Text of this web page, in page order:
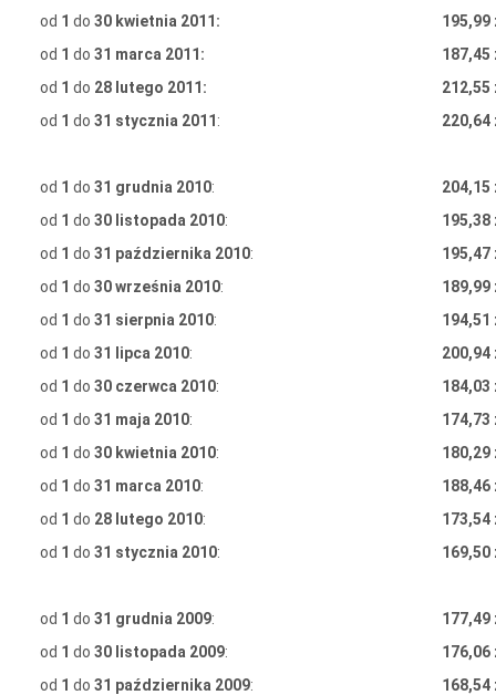
od 1 do 30 kwietnia 2011:
195,99
od 1 do 31 marca 2011:
187,45
od 1 do 28 lutego 2011:
212,55
od 1 do 31 stycznia 2011 : 220,64
od 1 do 31 grudnia 2010:
204,15
od 1 do 30 listopada 2010:
195,38
od 1 do 31 października 2010:
195,47
od 1 do 30 września 2010:
189,99
od 1 do 31 sierpnia 2010:
194,51
od 1 do 31 lipca 2010:
200,94
od 1 do 30 czerwca 2010:
184,03
od 1 do 31 maja 2010:
174,73
od 1 do 30 kwietnia 2010:
180,29
od 1 do 31 marca 2010:
188,46
od 1 do 28 lutego 2010:
173,54
od 1 do 31 stycznia 2010: 169,50
od 1 do 31 grudnia 2009:
177,49
od 1 do 30 listopada 2009:
176,06
od 1 do 31 października 2009:
168,54